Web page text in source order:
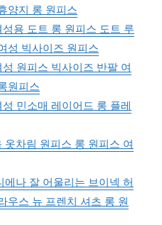
양지 롱 원피스
성용 도트 롱 원피스 도트 루
성 빅사이즈 원피스
성 원피스 빅사이즈 반팔 여
원피스
민소매 레이어드 롱 플레
옷차림 원피스 롱 원피스 여
에나 잘 어울리는 브이넥 허
우스 뉴 프렌치 셔츠 롱 원